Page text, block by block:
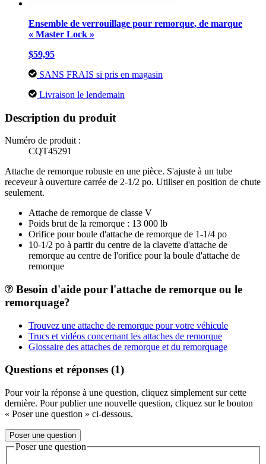
Ensemble de verrouillage pour remorque, de marque
« Master Lock »
$59,95
SANS FRAIS si pris en magasin
Livraison le lendemain
Description du produit
Numéro de produit :
CQT45291
Attache de remorque robuste en une pièce. S'ajuste à un tube
receveur à ouverture carrée de 2-1/2 po. Utiliser en position de chute
seulement.
Attache de remorque de classe V
Poids brut de la remorque : 13 000 lb
Orifice pour boule d'attache de remorque de 1-1/4 po
10-1/2 po à partir du centre de la clavette d'attache de
remorque au centre de l'orifice pour la boule d'attache de
remorque
Besoin d'aide pour l'attache de remorque ou le
remorquage?
Trouvez une attache de remorque pour votre véhicule
Trucs et vidéos concernant les attaches de remorque
Glossaire des attaches de remorque et du remorquage
Questions et réponses (1)
Pour voir la réponse à une question, cliquez simplement sur cette
dernière. Pour publier une nouvelle question, cliquez sur le bouton
« Poser une question » ci-dessous.
Poser une question
Poser une question